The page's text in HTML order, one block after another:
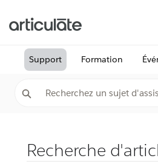
Support Formation
Recherche